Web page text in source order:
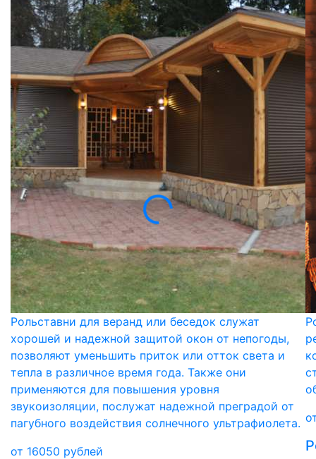
Рольставни для веранд или беседок служат
хорошей и надежной защитой окон от непогоды,
позволяют уменьшить приток или отток света и
тепла в различное время года. Также они
применяются для повышения уровня
звукоизоляции, послужат надежной преградой от
пагубного воздействия солнечного ультрафиолета.
от 16050 рублей